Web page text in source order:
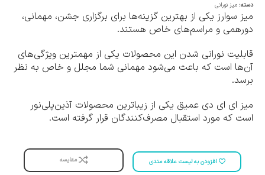
دسته: میز نورانی
میز سوارز یکی از بهترین گزینه‌ها برای برگزاری جشن، مهمانی،
دورهمی و مراسم‌های خاص هستند.
قابلیت نورانی شدن این محصولات یکی از مهمترین ویژگی‌های
آن‌ها است که باعث می‌شود مهمانی شما مجلل و خاص به نظر
برسد.
میز ای ای دی عمیق یکی از زیباترین محصولات آذین‌پلی‌نور
است که مورد استقبال مصرف‌کنندگان قرار گرفته است.
افزودن به لیست علاقه مندی مقایسه